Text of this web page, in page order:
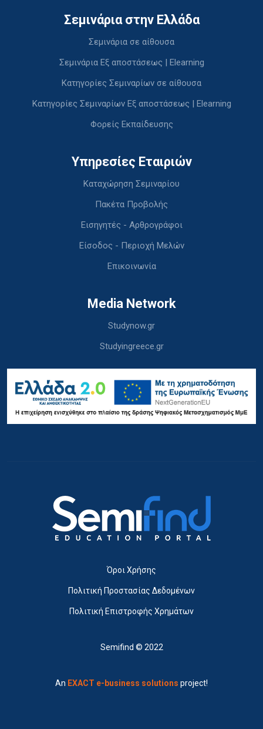
Σεμινάρια στην Ελλάδα
Σεμινάρια σε αίθουσα
Σεμινάρια Εξ αποστάσεως | Elearning
Κατηγορίες Σεμιναρίων σε αίθουσα
Κατηγορίες Σεμιναρίων Εξ αποστάσεως | Elearning
Φορείς Εκπαίδευσης
Υπηρεσίες Εταιριών
Καταχώρηση Σεμιναρίου
Πακέτα Προβολής
Εισηγητές - Αρθρογράφοι
Είσοδος - Περιοχή Μελών
Επικοινωνία
Media Network
Studynow.gr
Studyingreece.gr
Όροι Χρήσης
Πολιτική Προστασίας Δεδομένων
Πολιτική Επιστροφής Χρημάτων
Semifind © 2022
An EXACT e-business solutions project!